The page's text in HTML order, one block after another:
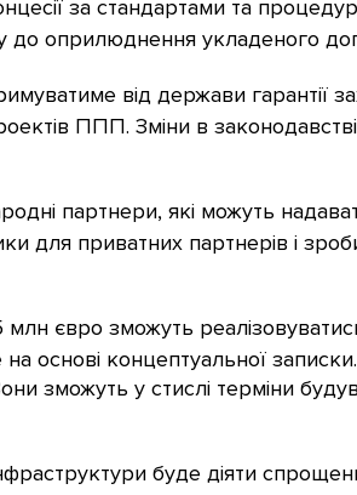
за стандартами та
до оприлюднення укладеного
від держави гарантії
ППП. Зміни в
партнери, які можуть
для приватних партнерів і
євро зможуть
основі концептуальної
зможуть у стислі терміни
буде діяти